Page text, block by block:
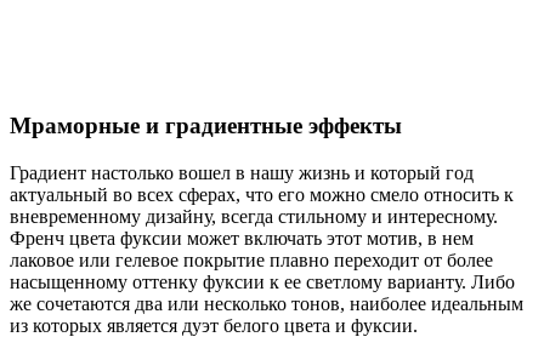
Мраморные и градиентные эффекты
Градиент настолько вошел в нашу жизнь и который год
актуальный во всех сферах, что его можно смело относить к
вневременному дизайну, всегда стильному и интересному.
Френч цвета фуксии может включать этот мотив, в нем
лаковое или гелевое покрытие плавно переходит от более
насыщенному оттенку фуксии к ее светлому варианту. Либо
же сочетаются два или несколько тонов, наиболее идеальным
из которых является дуэт белого цвета и фуксии.